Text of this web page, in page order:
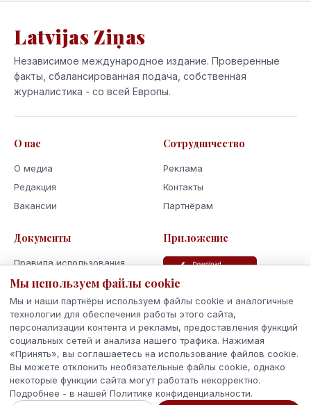
Latvijas Ziņas
Независимое международное издание. Проверенные
факты, сбалансированная подача, собственная
журналистика - со всей Европы.
О нас
О медиа
Редакция
Вакансии
Сотрудничество
Реклама
Контакты
Партнёрам
Документы
Правила использования
Политика
Использование cookie
Кодекс поведения и этики
Приложение
Мы используем файлы cookie
Мы и наши партнёры используем файлы cookie и аналогичные
технологии для обеспечения работы этого сайта,
персонализации контента и рекламы, предоставления функций
социальных сетей и анализа нашего трафика. Нажимая
«Принять», вы соглашаетесь на использование файлов cookie.
Вы можете отклонить необязательные файлы cookie, однако
некоторые функции сайта могут работать некорректно.
Подробнее - в нашей Политике конфиденциальности.